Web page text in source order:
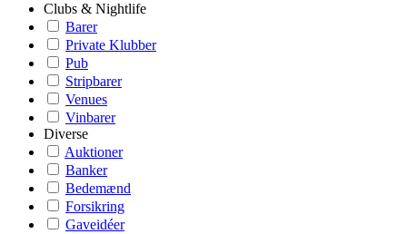
Clubs & Nightlife
Barer
Private Klubber
Pub
Stripbarer
Venues
Vinbarer
Diverse
Auktioner
Banker
Bedemænd
Forsikring
Gaveidéer